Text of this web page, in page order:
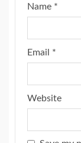
Name *
Email *
Website